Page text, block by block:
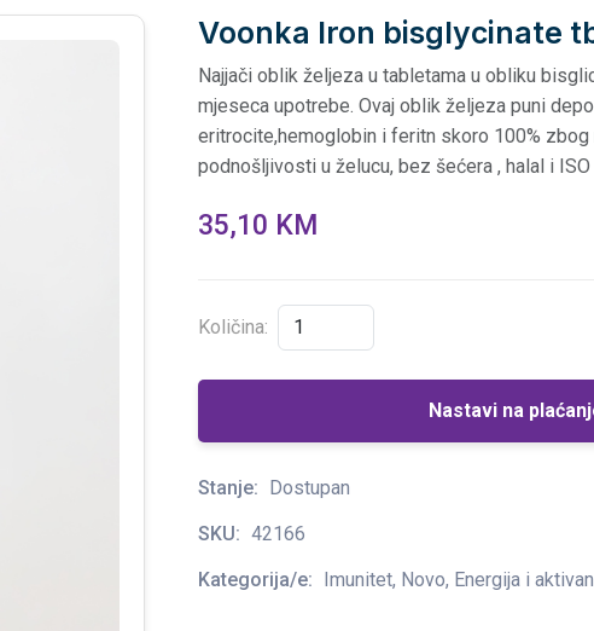
Voonka Iron bisglycinate
Najjači oblik željeza u tabletama u obliku
mjeseca upotrebe. Ovaj oblik željeza puni
eritrocite,hemoglobin i feritn skoro 100%
podnošljivosti u želucu, bez šećera , halal i
35,10 KM
Količina:
Nastavi na
Stanje: Dostupan
SKU: 42166
Kategorija/e: Imunitet, Novo, Energija i